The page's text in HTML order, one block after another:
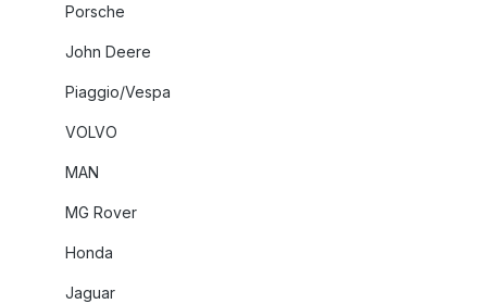
Porsche
John Deere
Piaggio/Vespa
VOLVO
MAN
MG Rover
Honda
Jaguar